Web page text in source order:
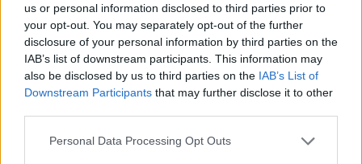
us or personal information disclosed to third parties prior to
your opt-out. You may separately opt-out of the further
disclosure of your personal information by third parties on the
IAB’s list of downstream participants. This information may
also be disclosed by us to third parties on the IAB’s List of
Downstream Participants that may further disclose it to other
Personal Data Processing Opt Outs
Информация предварительная.
Могут быть внесены изменения.
Загадочное дерево «Меркурий»